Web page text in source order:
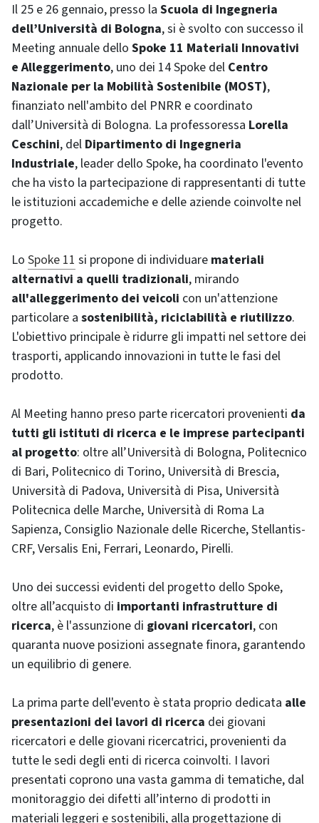
Il 25 e 26 gennaio, presso la Scuola di Ingegneria
dell’Università di Bologna, si è svolto con successo il
Meeting annuale dello Spoke 11 Materiali Innovativi
e Alleggerimento, uno dei 14 Spoke del Centro
Nazionale per la Mobilità Sostenibile (MOST),
finanziato nell'ambito del PNRR e coordinato
dall’Università di Bologna. La professoressa Lorella
Ceschini, del Dipartimento di Ingegneria
Industriale, leader dello Spoke, ha coordinato l'evento
che ha visto la partecipazione di rappresentanti di tutte
le istituzioni accademiche e delle aziende coinvolte nel
progetto.
Lo Spoke 11 si propone di individuare materiali
alternativi a quelli tradizionali, mirando
all'alleggerimento dei veicoli con un'attenzione
particolare a sostenibilità, riciclabilità e riutilizzo.
L'obiettivo principale è ridurre gli impatti nel settore dei
trasporti, applicando innovazioni in tutte le fasi del
prodotto.
Al Meeting hanno preso parte ricercatori provenienti da
tutti gli istituti di ricerca e le imprese partecipanti
al progetto: oltre all’Università di Bologna, Politecnico
di Bari, Politecnico di Torino, Università di Brescia,
Università di Padova, Università di Pisa, Università
Politecnica delle Marche, Università di Roma La
Sapienza, Consiglio Nazionale delle Ricerche, Stellantis-
CRF, Versalis Eni, Ferrari, Leonardo, Pirelli.
Uno dei successi evidenti del progetto dello Spoke,
oltre all’acquisto di importanti infrastrutture di
ricerca, è l'assunzione di giovani ricercatori, con
quaranta nuove posizioni assegnate finora, garantendo
un equilibrio di genere.
La prima parte dell'evento è stata proprio dedicata alle
presentazioni dei lavori di ricerca dei giovani
ricercatori e delle giovani ricercatrici, provenienti da
tutte le sedi degli enti di ricerca coinvolti. I lavori
presentati coprono una vasta gamma di tematiche, dal
monitoraggio dei difetti all’interno di prodotti in
materiali leggeri e sostenibili, alla progettazione di